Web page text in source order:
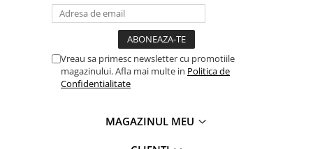
Vreau sa primesc newsletter cu promotiile
magazinului. Afla mai multe in Politica de
Confidentialitate
MAGAZINUL MEU